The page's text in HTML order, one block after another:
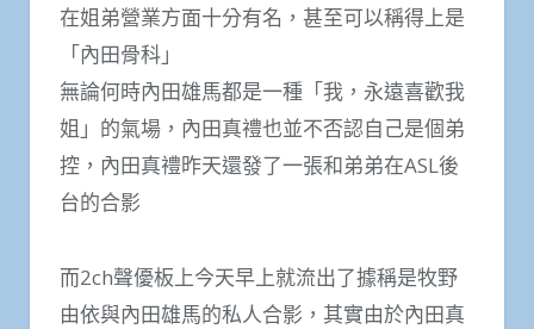
在姐弟營業方面十分有名，甚至可以稱得上是
「內田骨科」
無論何時內田雄馬都是一種「我，永遠喜歡我
姐」的氣場，內田真禮也並不否認自己是個弟
控，內田真禮昨天還發了一張和弟弟在ASL後
台的合影
而2ch聲優板上今天早上就流出了據稱是牧野
由依與內田雄馬的私人合影，其實由於內田真